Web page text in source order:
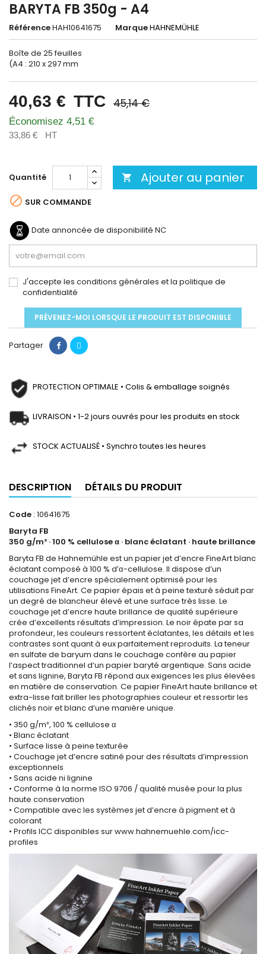
BARYTA FB 350g - A4
RéférenceHAH10641675 MarqueHAHNEMÜHLE
Boîte de 25 feuilles
(A4 : 210 x 297 mm
40,63 € TTC 45,14 €
Économisez 4,51 €
33,86 € HT
Quantité  Ajouter au panier
 SUR COMMANDE
Date annoncée de disponibilité NC
J'accepte les conditions générales et la politique de
confidentialité
PRÉVENEZ-MOI LORSQUE LE PRODUIT EST DISPONIBLE
Partager
PROTECTION OPTIMALE • Colis & emballage soignés
LIVRAISON • 1-2 jours ouvrés pour les produits en stock
STOCK ACTUALISÉ • Synchro toutes les heures
DESCRIPTION DÉTAILS DU PRODUIT
Code : 10641675
Baryta FB
350 g/m² · 100 % cellulose α · blanc éclatant · haute brillance
Baryta FB de Hahnemühle est un papier jet d’encre FineArt blanc
éclatant composé à 100 % d’α-cellulose. Il dispose d’un
couchage jet d’encre spécialement optimisé pour les
utilisations FineArt. Ce papier épais et à peine texturé séduit par
un degré de blancheur élevé et une surface très lisse. Le
couchage jet d’encre haute brillance de qualité supérieure
crée d’excellents résultats d’impression. Le noir épate par sa
profondeur, les couleurs ressortent éclatantes, les détails et les
contrastes sont quant à eux parfaitement reproduits. La teneur
en sulfate de baryum dans le couchage confère au papier
l’aspect traditionnel d’un papier baryté argentique. Sans acide
et sans lignine, Baryta FB répond aux exigences les plus élevées
en matière de conservation. Ce papier FineArt haute brillance et
extra-lisse fait briller les photographies couleur et ressortir les
clichés noir et blanc d’une manière unique.
• 350 g/m², 100 % cellulose α
• Blanc éclatant
• Surface lisse à peine texturée
• Couchage jet d’encre satiné pour des résultats d’impression
exceptionnels
• Sans acide ni lignine
• Conforme à la norme ISO 9706 / qualité musée pour la plus
haute conservation
• Compatible avec les systèmes jet d’encre à pigment et à
colorant
• Profils ICC disponibles sur www.hahnemuehle.com/icc-
profiles